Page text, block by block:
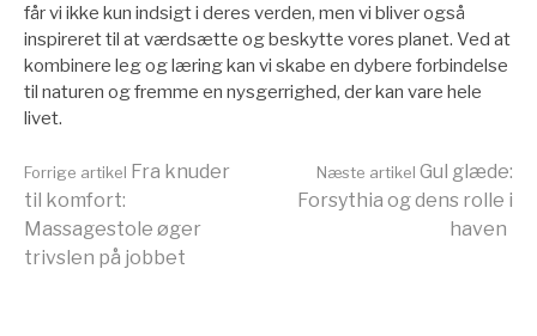
får vi ikke kun indsigt i deres verden, men vi bliver også
inspireret til at værdsætte og beskytte vores planet. Ved at
kombinere leg og læring kan vi skabe en dybere forbindelse
til naturen og fremme en nysgerrighed, der kan vare hele
livet.
Læs
videre
Forrige artikel Fra knuder
til komfort:
Massagestole øger
trivslen på jobbet
Næste artikel Gul glæde:
Forsythia og dens rolle i
haven